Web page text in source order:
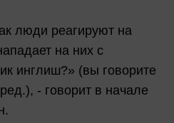
люди реагируют на
на них с
инглиш?» (вы говорите
- говорит в начале